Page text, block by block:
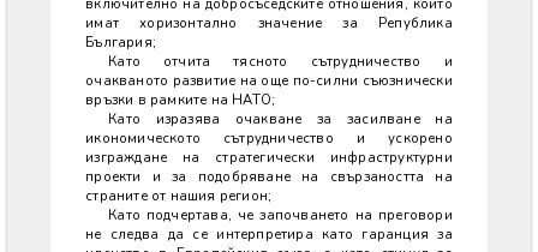
включително на добросъседските отношения, които
имат хоризонтално значение за Република
България;
Като отчита тясното сътрудничество и
очакваното развитие на още по-силни съюзнически
връзки в рамките на НАТО;
Като изразява очакване за засилване на
икономическото сътрудничество и ускорено
изграждане на стратегически инфраструктурни
проекти и за подобряване на свързаността на
страните от нашия регион;
Като подчертава, че започването на преговори
не следва да се интерпретира като гаранция за